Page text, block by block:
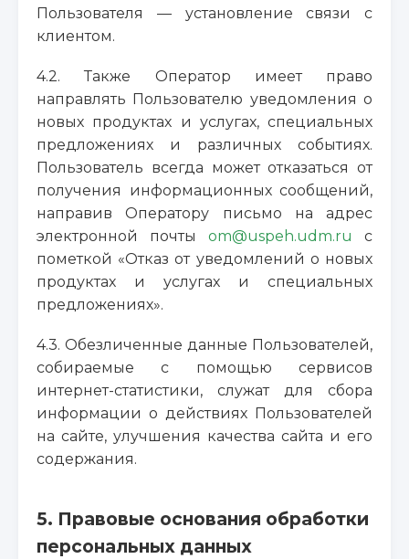
Пользователя — установление связи с
клиентом.
4.2. Также Оператор имеет право
направлять Пользователю уведомления о
новых продуктах и услугах, специальных
предложениях и различных событиях.
Пользователь всегда может отказаться от
получения информационных сообщений,
направив Оператору письмо на адрес
электронной почты om@uspeh.udm.ru
с
пометкой «Отказ от уведомлений о новых
продуктах и услугах и специальных
предложениях».
4.3. Обезличенные данные Пользователей,
собираемые с помощью сервисов
интернет-статистики, служат для сбора
информации о действиях Пользователей
на сайте, улучшения качества сайта и его
содержания.
5. Правовые основания обработки
персональных данных